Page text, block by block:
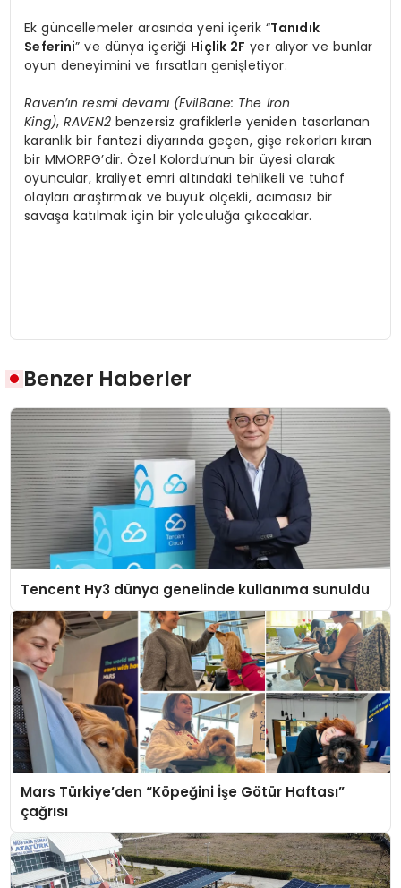
Ek güncellemeler arasında yeni içerik “Tanıdık
Seferini” ve dünya içeriği Hiçlik 2F yer alıyor ve bunlar
oyun deneyimini ve fırsatları genişletiyor.
Raven’ın resmi devamı (EvilBane: The Iron
King),RAVEN2benzersiz grafiklerle yeniden tasarlanan
karanlık bir fantezi diyarında geçen, gişe rekorları kıran
bir MMORPG’dir. Özel Kolordu’nun bir üyesi olarak
oyuncular, kraliyet emri altındaki tehlikeli ve tuhaf
olayları araştırmak ve büyük ölçekli, acımasız bir
savaşa katılmak için bir yolculuğa çıkacaklar.
Benzer Haberler
Tencent Hy3 dünya genelinde kullanıma sunuldu
Mars Türkiye’den “Köpeğini İşe Götür Haftası”
çağrısı